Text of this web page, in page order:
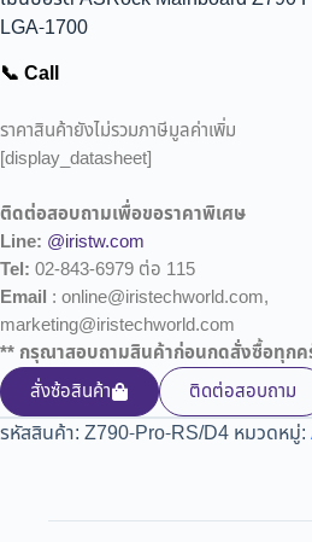
LGA-1700
📞 Call
ราคาสินค้ายังไม่รวมภาษีมูลค่าเพิ่ม
[display_datasheet]
ติดต่อสอบถามเพื่อขอราคาพิเศษ
Line: @iristw.com
Tel: 02-843-6979 ต่อ 115
Email : online@iristechworld.com,
marketing@iristechworld.com
** กรุณาสอบถามสินค้าก่อนกดสั่งซื้อทุกค
สั่งซ้อสินค้า
ติดต่อสอบถาม
รหัสสินค้า: Z790-Pro-RS/D4 หมวดหมู่: